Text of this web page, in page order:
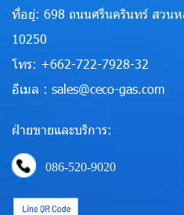
ที่อยู่: 698 ถนนศรีนครินทร์ สวนห
10250
โทร: +662-722-7928-32
อีเมล : sales@ceco-gas.com
ฝ่ายขายและบริการ:
086-520-9020